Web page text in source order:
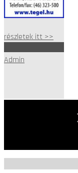
részletek itt >>
Admin